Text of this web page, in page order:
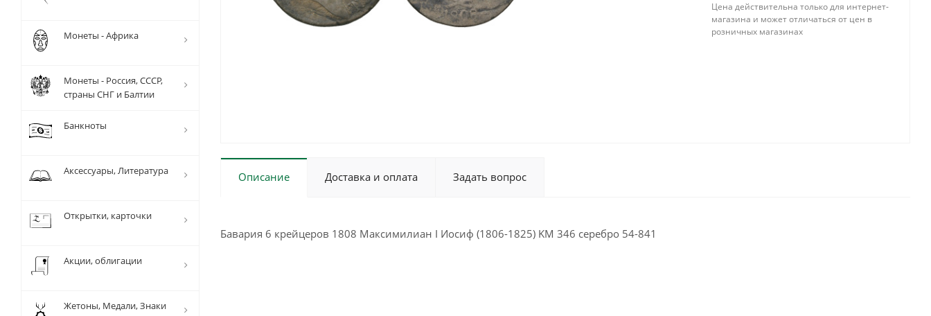
Цена действительна только для интернет-
магазина и может отличаться от цен в
розничных магазинах
Описание Доставка и оплата Задать вопрос
Бавария 6 крейцеров 1808 Максимилиан I Иосиф (1806-1825) KM 346 серебро 54-841
Монеты - Африка
Монеты - Россия, СССР,
страны СНГ и Балтии
Банкноты
Аксессуары, Литература
Открытки, карточки
Акции, облигации
Жетоны, Медали, Знаки